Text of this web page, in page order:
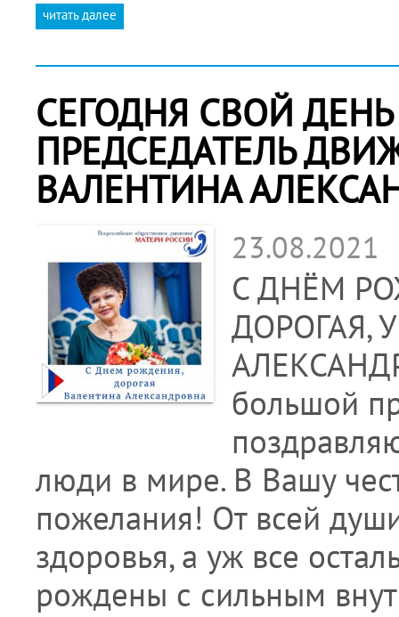
читать далее
СЕГОДНЯ СВОЙ
ПРЕДСЕДАТЕЛЬ
ВАЛЕНТИНА
23.08.2021
С ДНЁМ
ДОРОГАЯ,
большой
люди в мире. В Вашу
пожелания! От всей
здоровья, а уж все
рождены с сильным